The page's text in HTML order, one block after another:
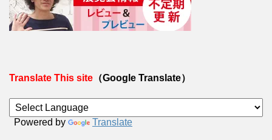
Translate This site （Google Translate）
Powered by Translate